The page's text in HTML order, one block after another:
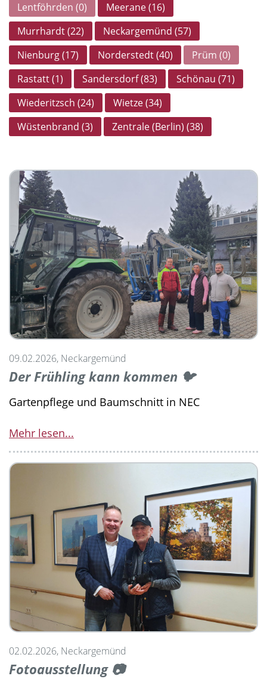
Lentföhrden (0)
Meerane (16)
Murrhardt (22)
Neckargemünd (57)
Nienburg (17)
Norderstedt (40)
Prüm (0)
Rastatt (1)
Sandersdorf (83)
Schönau (71)
Wiederitzsch (24)
Wietze (34)
Wüstenbrand (3)
Zentrale (Berlin) (38)
09.02.2026, Neckargemünd
Der Frühling kann kommen 🐦
Gartenpflege und Baumschnitt in NEC
Mehr lesen...
02.02.2026, Neckargemünd
Fotoausstellung 📷